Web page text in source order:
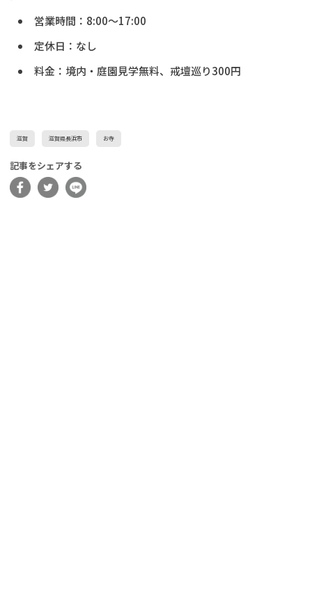
営業時間：8:00～17:00
定休日：なし
料金：境内・庭園見学無料、戒壇巡り300円
滋賀 滋賀県長浜市 お寺
記事をシェアする